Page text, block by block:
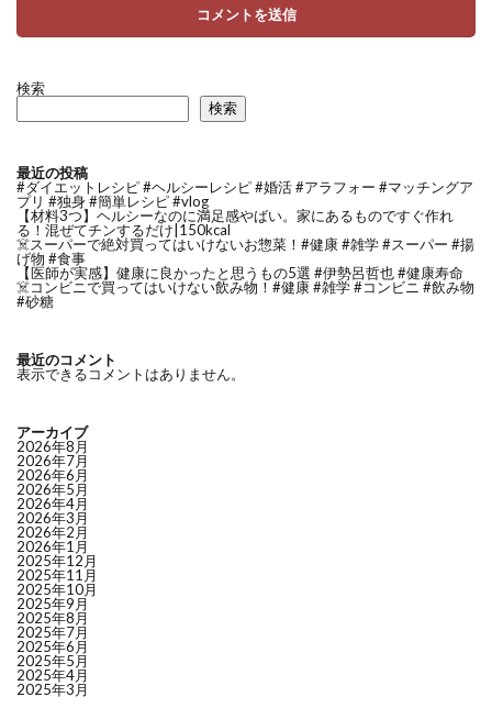
検索
検索
最近の投稿
#ダイエットレシピ #ヘルシーレシピ #婚活 #アラフォー #マッチングア
プリ #独身 #簡単レシピ #vlog
【材料3つ】ヘルシーなのに満足感やばい。家にあるものですぐ作れ
る！混ぜてチンするだけ|150kcal
☠️スーパーで絶対買ってはいけないお惣菜！#健康 #雑学 #スーパー #揚
げ物 #食事
【医師が実感】健康に良かったと思うもの5選 #伊勢呂哲也 #健康寿命
☠️コンビニで買ってはいけない飲み物！#健康 #雑学 #コンビニ #飲み物
#砂糖
最近のコメント
表示できるコメントはありません。
アーカイブ
2026年8月
2026年7月
2026年6月
2026年5月
2026年4月
2026年3月
2026年2月
2026年1月
2025年12月
2025年11月
2025年10月
2025年9月
2025年8月
2025年7月
2025年6月
2025年5月
2025年4月
2025年3月